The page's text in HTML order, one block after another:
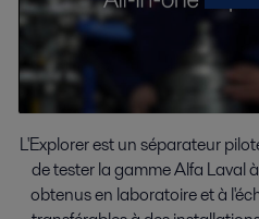
L'Explorer est un séparateur
de tester la gamme Alfa Laval
obtenus en laboratoire et à